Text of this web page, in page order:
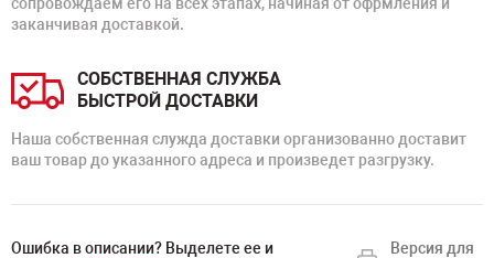
заканчивая доставкой.
СОБСТВЕННАЯ СЛУЖБА
БЫСТРОЙ ДОСТАВКИ
Наша собственная служда доставки организованно доставит
ваш товар до указанного адреса и произведет разгрузку.
Ошибка в описании? Выделете ее и
Версия для